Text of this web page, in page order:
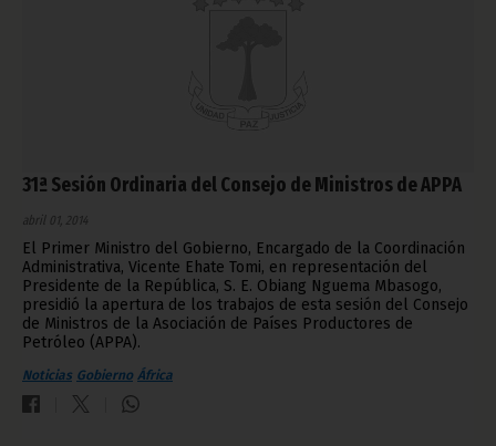
31ª Sesión Ordinaria del Consejo de Ministros de APPA
abril 01, 2014
El Primer Ministro del Gobierno, Encargado de la Coordinación
Administrativa, Vicente Ehate Tomi, en representación del
Presidente de la República, S. E. Obiang Nguema Mbasogo,
presidió la apertura de los trabajos de esta sesión del Consejo
de Ministros de la Asociación de Países Productores de
Petróleo (APPA).
Noticias Gobierno África